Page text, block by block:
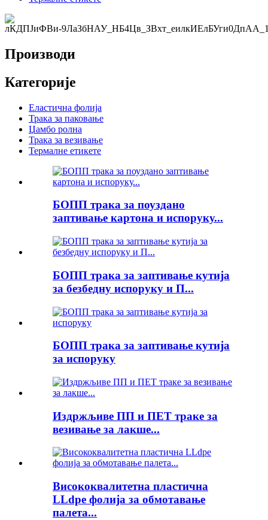
Производи
Категорије
Еластична фолија
Трака за паковање
Џамбо ролна
Трака за везивање
Термалне етикете
БОПП трака за поуздано
заптивање картона и испоруку...
БОПП трака за заптивање кутија
за безбедну испоруку и П...
БОПП трака за заптивање кутија
за испоруку
Издржљиве ПП и ПЕТ траке за
везивање за лакше...
Висококвалитетна пластична
LLdpe фолија за обмотавање
палета...